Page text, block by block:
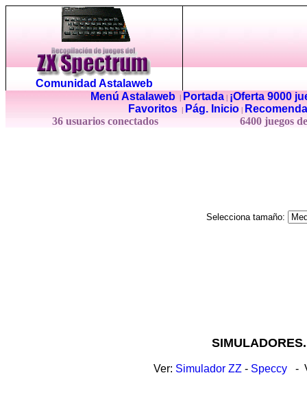
Comunidad Astalaweb
Menú Astalaweb| Portada|
¡Oferta 9000
Favoritos
Pág. Inicio
36 usuarios conectados
6400 juegos
Selecciona tamaño:
Ver: Simulador ZZ - Speccy -